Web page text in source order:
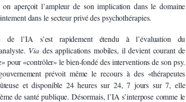
aperçoit l’ampleur de son implication dans le domaine
dans le secteur privé des psychothérapies.
de l’IA s’est rapidement étendu à l’évaluation du
Via des applications mobiles, il devient courant de
pour «contrôler» le bien-fondé des interventions de son psy.
prévoit même le recours à des «thérapeutes
et disponible 24 heures sur 24, 7 jours sur 7, elle
de santé publique. Désormais, l’IA s’interpose comme le